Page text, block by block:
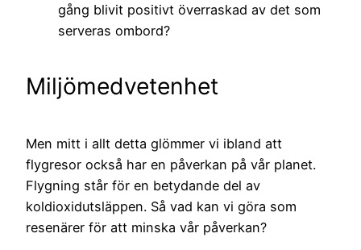
gång blivit positivt överraskad av det som
serveras ombord?
Miljömedvetenhet
Men mitt i allt detta glömmer vi ibland att
flygresor också har en påverkan på vår planet.
Flygning står för en betydande del av
koldioxidutsläppen. Så vad kan vi göra som
resenärer för att minska vår påverkan?